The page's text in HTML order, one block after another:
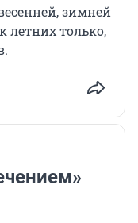
зимней
летних только,